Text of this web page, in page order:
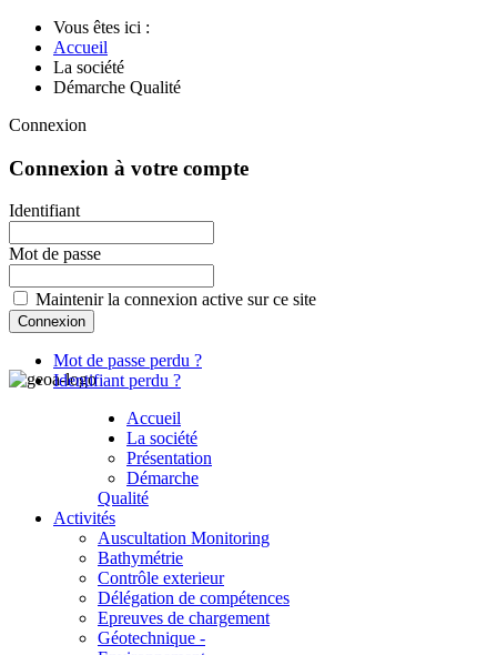
Vous êtes ici :
Accueil
La société
Démarche Qualité
Connexion
Connexion à votre compte
Identifiant
Mot de passe
Maintenir la connexion active sur ce site
Mot de passe perdu ?
Identifiant perdu ?
Accueil
La société
Présentation
Démarche
Qualité
Activités
Auscultation Monitoring
Bathymétrie
Contrôle exterieur
Délégation de compétences
Epreuves de chargement
Géotechnique -